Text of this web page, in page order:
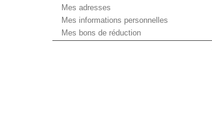
Mes adresses
Mes informations personnelles
Mes bons de réduction